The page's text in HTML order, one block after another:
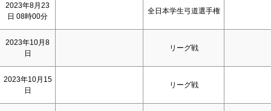
2023年8月23
日 08時00分
全日本学生弓道選手権
2023年10月8
日
リーグ戦
2023年10月15
日
リーグ戦